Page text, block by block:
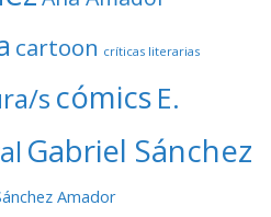
cartoon críticas literarias
s cómics E.
Gabriel Sánchez
Amador